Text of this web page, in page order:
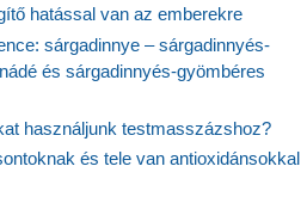
hatással van az emberekre
sárgadinnye – sárgadinnyés-
és sárgadinnyés-gyömbéres
használjunk testmasszázshoz?
és tele van antioxidánsokkal